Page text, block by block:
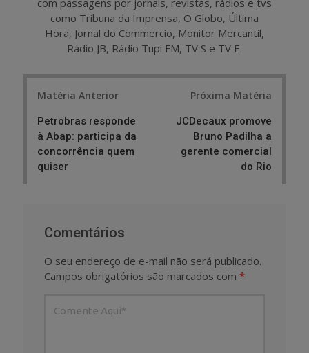
como Tribuna da Imprensa, O Globo, Última
Hora, Jornal do Commercio, Monitor Mercantil,
Rádio JB, Rádio Tupi FM, TV S e TV E.
Matéria Anterior
Petrobras responde
à Abap: participa da
concorrência quem
quiser
Próxima Matéria
JCDecaux promove
Bruno Padilha a
gerente comercial
do Rio
Comentários
O seu endereço de e-mail não será publicado.
Campos obrigatórios são marcados com *